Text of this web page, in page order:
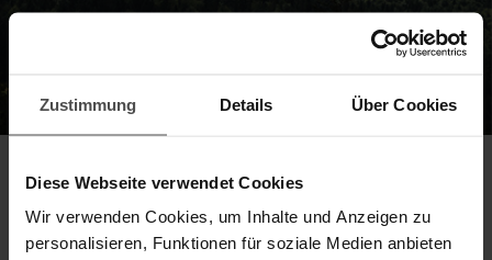
Zustimmung Details Über Cookies
Diese Webseite verwendet Cookies
Wir verwenden Cookies, um Inhalte und Anzeigen zu
personalisieren, Funktionen für soziale Medien anbieten
Suche nach: FINDEN